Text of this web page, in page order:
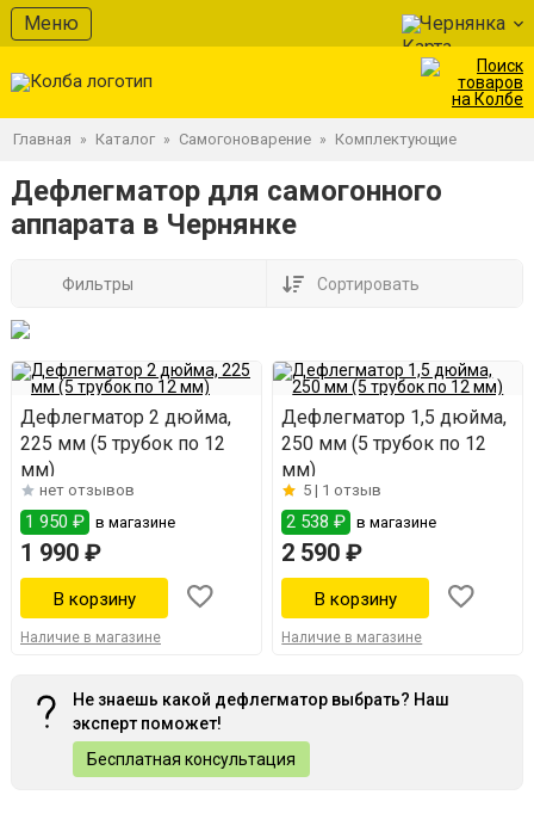
Меню Чернянка
Главная » Каталог » Самогоноварение » Комплектующие
Дефлегматор для самогонного
аппарата в Чернянке
Фильтры Сортировать
Дефлегматор 2 дюйма,
225 мм (5 трубок по 12
мм)
нет отзывов
1 950 ₽ в магазине
1 990 ₽
Наличие в магазине
Дефлегматор 1,5 дюйма,
250 мм (5 трубок по 12
мм)
5 | 1 отзыв
2 538 ₽ в магазине
2 590 ₽
Наличие в магазине
Не знаешь какой дефлегматор выбрать? Наш
эксперт поможет!
Бесплатная консультация